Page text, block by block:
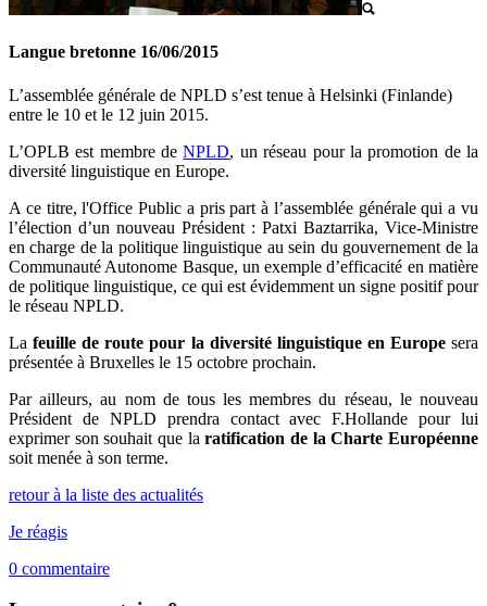
Langue bretonne 16/06/2015
L’assemblée générale de NPLD s’est tenue à Helsinki (Finlande)
entre le 10 et le 12 juin 2015.
L’OPLB est membre deNPLD, un réseau pour la promotion de la
diversité linguistique en Europe.
A ce titre, l'Office Public a pris part à l’assemblée générale qui a vu
l’élection d’un nouveau Président : Patxi Baztarrika, Vice-Ministre
en charge de la politique linguistique au sein du gouvernement de la
Communauté Autonome Basque, un exemple d’efficacité en matière
de politique linguistique, ce qui est évidemment un signe positif pour
le réseau NPLD.
La feuille de route pour la diversité linguistique en Europesera
présentée à Bruxelles le 15 octobre prochain.
Par ailleurs, au nom de tous les membres du réseau, le nouveau
Président de NPLD prendra contact avec F.Hollande pour lui
exprimer son souhait que laratification de la Charte Européenne
soit menée à son terme.
retour à la liste des actualités
Je réagis
0 commentaire